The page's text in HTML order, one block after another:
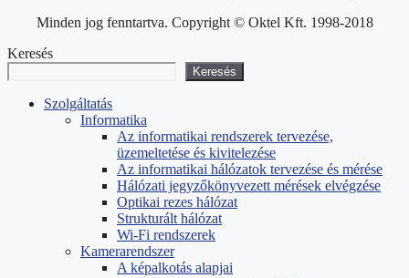
Minden jog fenntartva. Copyright © Oktel Kft. 1998-2018
Keresés
Keresés
Szolgáltatás
Informatika
Az informatikai rendszerek tervezése,
üzemeltetése és kivitelezése
Az informatikai hálózatok tervezése és mérése
Hálózati jegyzőkönyvezett mérések elvégzése
Optikai rezes hálózat
Strukturált hálózat
Wi-Fi rendszerek
Kamerarendszer
A képalkotás alapjai